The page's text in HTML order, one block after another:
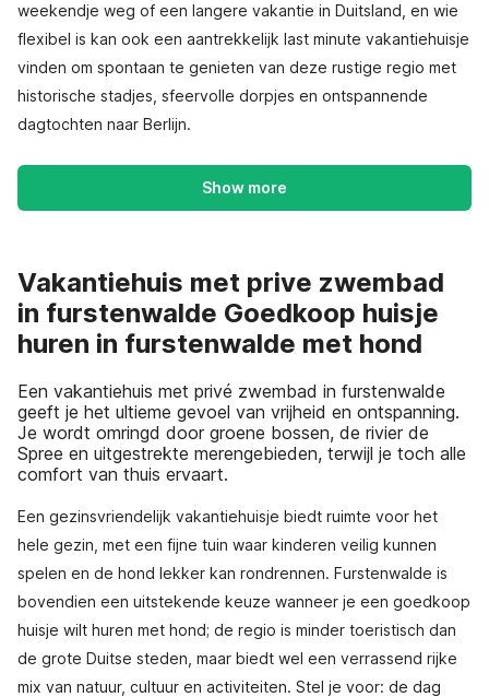
weekendje weg of een langere vakantie in Duitsland, en wie
flexibel is kan ook een aantrekkelijk last minute vakantiehuisje
vinden om spontaan te genieten van deze rustige regio met
historische stadjes, sfeervolle dorpjes en ontspannende
dagtochten naar Berlijn.
Show more
Vakantiehuis met prive zwembad
in furstenwalde Goedkoop huisje
huren in furstenwalde met hond
Een vakantiehuis met privé zwembad in furstenwalde
geeft je het ultieme gevoel van vrijheid en ontspanning.
Je wordt omringd door groene bossen, de rivier de
Spree en uitgestrekte merengebieden, terwijl je toch alle
comfort van thuis ervaart.
Een gezinsvriendelijk vakantiehuisje biedt ruimte voor het
hele gezin, met een fijne tuin waar kinderen veilig kunnen
spelen en de hond lekker kan rondrennen. Furstenwalde is
bovendien een uitstekende keuze wanneer je een goedkoop
huisje wilt huren met hond; de regio is minder toeristisch dan
de grote Duitse steden, maar biedt wel een verrassend rijke
mix van natuur, cultuur en activiteiten. Stel je voor: de dag